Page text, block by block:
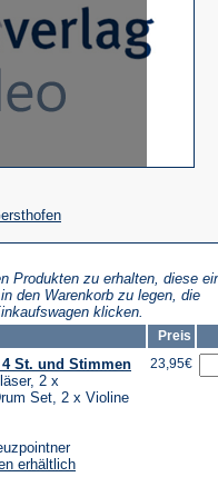
(Öffnet
in
neuen
Tab)
Produkten zu erhalten, diese
den Warenkorb zu legen, die
klicken.
Preis
St. und Stimmen
2 x
Set, 2 x Violine
erhältlich
23,95€